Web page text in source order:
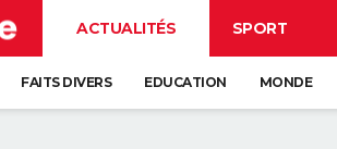
ACTUALITÉS SPORT
FAITS DIVERS EDUCATION MONDE